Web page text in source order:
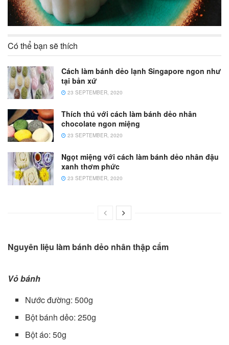
Có thể bạn sẽ thích
Cách làm bánh dẻo lạnh Singapore ngon như
tại bản xứ
23 SEPTEMBER, 2020
Thích thú với cách làm bánh dẻo nhân
chocolate ngon miệng
23 SEPTEMBER, 2020
Ngọt miệng với cách làm bánh dẻo nhân đậu
xanh thơm phức
23 SEPTEMBER, 2020
Nguyên liệu làm bánh dẻo nhân thập cẩm
Vỏ bánh
Nước đường: 500g
Bột bánh dẻo: 250g
Bột áo: 50g